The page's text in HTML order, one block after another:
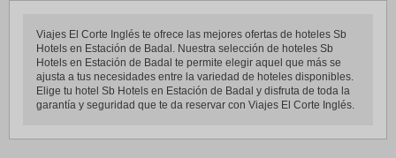
Viajes El Corte Inglés te ofrece las mejores ofertas de hoteles Sb
Hotels en Estación de Badal. Nuestra selección de hoteles Sb
Hotels en Estación de Badal te permite elegir aquel que más se
ajusta a tus necesidades entre la variedad de hoteles disponibles.
Elige tu hotel Sb Hotels en Estación de Badal y disfruta de toda la
garantía y seguridad que te da reservar con Viajes El Corte Inglés.